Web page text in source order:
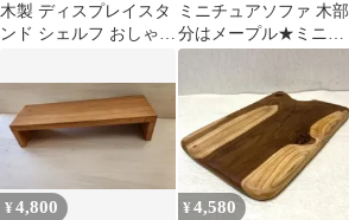
木製 ディスプレイスタ
ンド シェルフ おしゃれ
ミニチュアソファ 木部
分はメープル★ミニミ
ニ やまぶき色 北
¥4,800 ¥4,580